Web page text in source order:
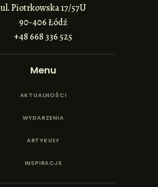
ul. Piotrkowska 17/57U
90-406 Łódź
+48 668 336 525
Menu
AKTUALNOŚCI
WYDARZENIA
ARTYKUŁY
INSPIRACJE